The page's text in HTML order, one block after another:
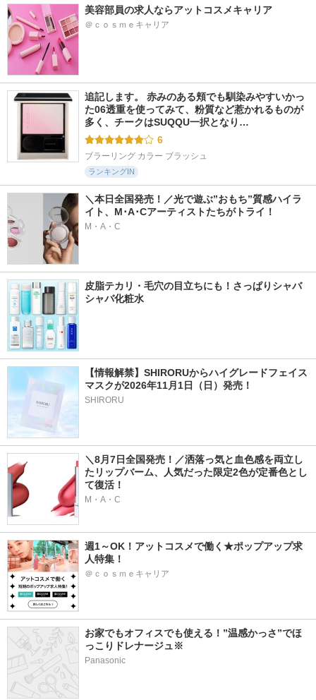
美容部員の求人ならアットコスメキャリア
＠ｃｏｓｍｅキャリア
追記します。 赤みのある頬でも馴染みやすいかっ
た06透重を使ってみて、粉質など惹かれるものが
多く、チークはSUQQU一択となり…
6
ブラーリング カラー ブラッシュ
ランキングIN
＼本日全国発売！／光で遊ぶ”おもち”質感ハイラ
イト、M･A･Cアーティストたちがトライ！
M・A・C
皮脂テカリ・毛穴の目立ちにも！さっぱりシャバ
シャバ化粧水
【情報解禁】SHIRORUからハイグレードフェイス
マスクが2026年11月1日（日）発売！
SHIRORU
＼8月7日全国発売！／洒落っ気と血色感を両立し
たリップバーム、人気だった限定2色が定番色とし
て復活！
M・A・C
週1～OK！アットコスメで働く★ポップアップ求
人特集！
＠ｃｏｓｍｅキャリア
お家でもオフィスでも使える！”温感かっさ”でほ
っこりドレナージュ※
Panasonic